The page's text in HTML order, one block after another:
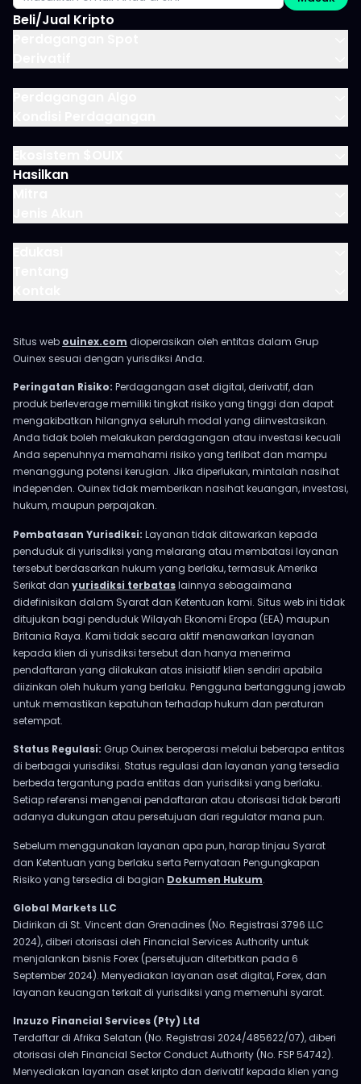
Beli/Jual Kripto
Hasilkan
Situs web ouinex.com dioperasikan oleh entitas dalam Grup
Ouinex sesuai dengan yurisdiksi Anda.
Peringatan Risiko: Perdagangan aset digital, derivatif, dan
produk berleverage memiliki tingkat risiko yang tinggi dan dapat
mengakibatkan hilangnya seluruh modal yang diinvestasikan.
Anda tidak boleh melakukan perdagangan atau investasi kecuali
Anda sepenuhnya memahami risiko yang terlibat dan mampu
menanggung potensi kerugian. Jika diperlukan, mintalah nasihat
independen. Ouinex tidak memberikan nasihat keuangan, investasi,
hukum, maupun perpajakan.
Pembatasan Yurisdiksi: Layanan tidak ditawarkan kepada
penduduk di yurisdiksi yang melarang atau membatasi layanan
tersebut berdasarkan hukum yang berlaku, termasuk Amerika
Serikat dan yurisdiksi terbataslainnya sebagaimana
didefinisikan dalam Syarat dan Ketentuan kami. Situs web ini tidak
ditujukan bagi penduduk Wilayah Ekonomi Eropa (EEA) maupun
Britania Raya. Kami tidak secara aktif menawarkan layanan
kepada klien di yurisdiksi tersebut dan hanya menerima
pendaftaran yang dilakukan atas inisiatif klien sendiri apabila
diizinkan oleh hukum yang berlaku. Pengguna bertanggung jawab
untuk memastikan kepatuhan terhadap hukum dan peraturan
setempat.
Status Regulasi: Grup Ouinex beroperasi melalui beberapa entitas
di berbagai yurisdiksi. Status regulasi dan layanan yang tersedia
berbeda tergantung pada entitas dan yurisdiksi yang berlaku.
Setiap referensi mengenai pendaftaran atau otorisasi tidak berarti
adanya dukungan atau persetujuan dari regulator mana pun.
Sebelum menggunakan layanan apa pun, harap tinjau Syarat
dan Ketentuan yang berlaku serta Pernyataan Pengungkapan
Risiko yang tersedia di bagian Dokumen Hukum.
Global Markets LLC
Didirikan di St. Vincent dan Grenadines (No. Registrasi 3796 LLC
2024), diberi otorisasi oleh Financial Services Authority untuk
menjalankan bisnis Forex (persetujuan diterbitkan pada 6
September 2024). Menyediakan layanan aset digital, Forex, dan
layanan keuangan terkait di yurisdiksi yang memenuhi syarat.
Inzuzo Financial Services (Pty) Ltd
Terdaftar di Afrika Selatan (No. Registrasi 2024/485622/07), diberi
otorisasi oleh Financial Sector Conduct Authority (No. FSP 54742).
Menyediakan layanan aset kripto dan derivatif kepada klien yang